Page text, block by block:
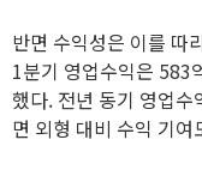
반면 수익성은 이를 따
1분기 영업수익은 583
했다. 전년 동기 영업
면 외형 대비 수익 기